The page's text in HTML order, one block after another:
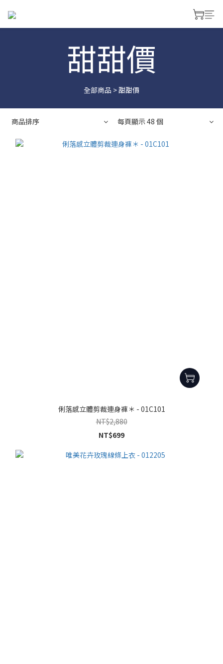
甜甜價
全部商品 >甜甜價
商品排序 每頁顯示 48 個
俐落感立體剪裁連身褲＊ - 01C101
NT$2,880
NT$699